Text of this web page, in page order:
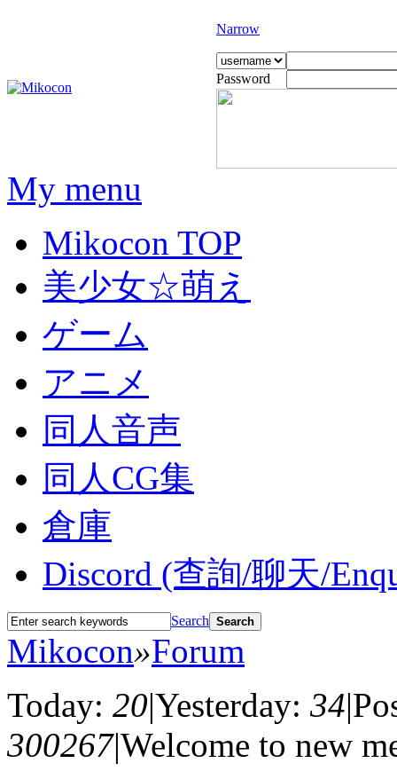
Narrow
Password
My menu
Mikocon TOP
美少女☆萌え
ゲーム
アニメ
同人音声
同人CG集
倉庫
Discord (查詢/聊天/
Search Search
Mikocon»Forum
Today: 20|Yesterday: 34|
300267|Welcome to new